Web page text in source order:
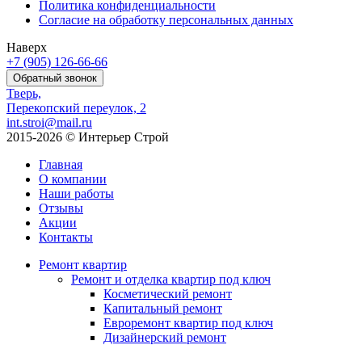
Политика конфиденциальности
Согласие на обработку персональных данных
Наверх
+7 (905) 126-66-66
Обратный звонок
Тверь,
Перекопский переулок, 2
int.stroi@mail.ru
2015-2026 © Интерьер Строй
Главная
О компании
Наши работы
Отзывы
Акции
Контакты
Ремонт квартир
Ремонт и отделка квартир под ключ
Косметический ремонт
Капитальный ремонт
Евроремонт квартир под ключ
Дизайнерский ремонт